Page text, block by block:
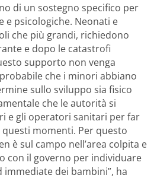
di un sostegno specifico per
e psicologiche. Neonati e
che più grandi, richiedono
e dopo le catastrofi
supporto non venga
che i minori abbiano
sullo sviluppo sia fisico
che le autorità si
e gli operatori sanitari per far
momenti. Per questo
è sul campo nell’area colpita e
con il governo per individuare
dei bambini”, ha